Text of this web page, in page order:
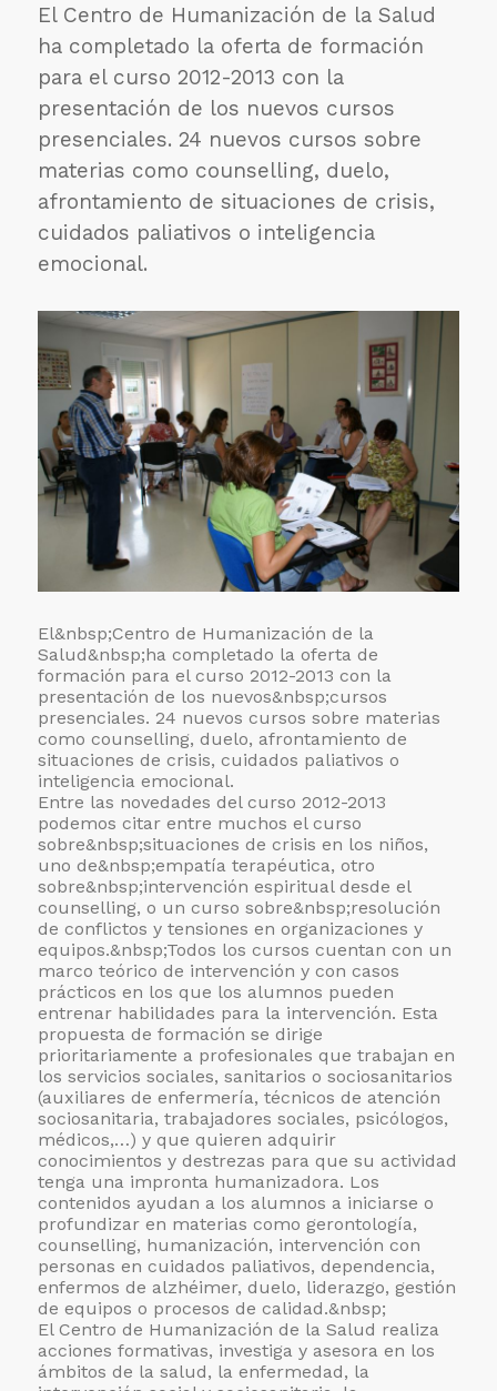
Espiritualidad
camiliana
El Centro de Humanización de la Salud
ha completado la oferta de formación
para el curso 2012-2013 con la
presentación de los nuevos cursos
presenciales. 24 nuevos cursos sobre
materias como counselling, duelo,
afrontamiento de situaciones de crisis,
cuidados paliativos o inteligencia
emocional.
El&nbsp;Centro de Humanización de la
Salud&nbsp;ha completado la oferta de
formación para el curso 2012-2013 con la
presentación de los nuevos&nbsp;cursos
presenciales. 24 nuevos cursos sobre materias
como counselling, duelo, afrontamiento de
situaciones de crisis, cuidados paliativos o
inteligencia emocional.
Entre las novedades del curso 2012-2013
podemos citar entre muchos el curso
sobre&nbsp;situaciones de crisis en los niños,
uno de&nbsp;empatía terapéutica, otro
sobre&nbsp;intervención espiritual desde el
counselling, o un curso sobre&nbsp;resolución
de conflictos y tensiones en organizaciones y
equipos.&nbsp;Todos los cursos cuentan con un
marco teórico de intervención y con casos
prácticos en los que los alumnos pueden
entrenar habilidades para la intervención. Esta
propuesta de formación se dirige
prioritariamente a profesionales que trabajan en
los servicios sociales, sanitarios o sociosanitarios
(auxiliares de enfermería, técnicos de atención
sociosanitaria, trabajadores sociales, psicólogos,
médicos,…) y que quieren adquirir
conocimientos y destrezas para que su actividad
tenga una impronta humanizadora. Los
contenidos ayudan a los alumnos a iniciarse o
profundizar en materias como gerontología,
counselling, humanización, intervención con
personas en cuidados paliativos, dependencia,
enfermos de alzhéimer, duelo, liderazgo, gestión
de equipos o procesos de calidad.&nbsp;
El Centro de Humanización de la Salud realiza
acciones formativas, investiga y asesora en los
ámbitos de la salud, la enfermedad, la